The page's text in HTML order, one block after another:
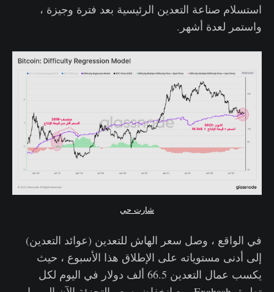
استسلام صناعة التعدين الرئيسية بعد فترة وجيزة ،
واستمر لعدة أشهر.
شارت حي
في الواقع ، وصل سعر الهاش للتعدين (عوائد التعدين)
إلى أدنى مستوياته على الإطلاق هذا الأسبوع ، حيث
يكسب عمال التعدين 66.5 ألف دولار في اليوم لكل